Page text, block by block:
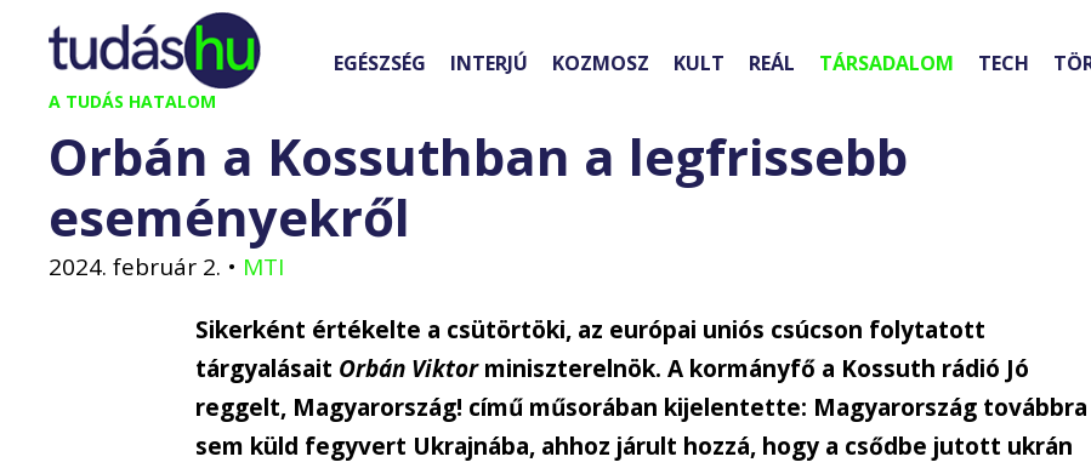
Kilépés
tartalomba
A TUDÁS HATALOM
EGÉSZSÉG INTERJÚ KOZMOSZ KULT REÁL TÁRSADALOM TECH
Orbán a Kossuthban a legfrissebb
eseményekről
2024. február 2. • MTI
Sikerként értékelte a csütörtöki, az európai uniós csúcson folytatott
tárgyalásait Orbán Viktorminiszterelnök. A kormányfő a Kossuth rádió Jó
reggelt, Magyarország! című műsorában kijelentette: Magyarország továbbra
sem küld fegyvert Ukrajnába, ahhoz járult hozzá, hogy a csődbe jutott ukrán